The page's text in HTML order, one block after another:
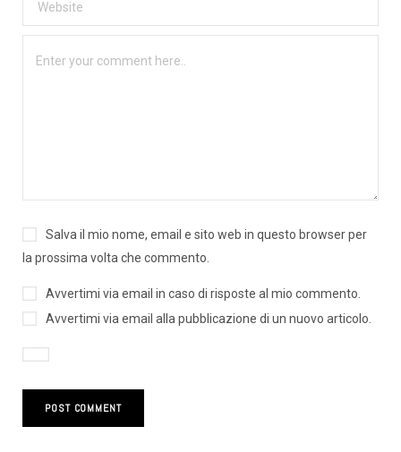
Salva il mio nome, email e sito web in questo browser per
la prossima volta che commento.
Avvertimi via email in caso di risposte al mio commento.
Avvertimi via email alla pubblicazione di un nuovo articolo.